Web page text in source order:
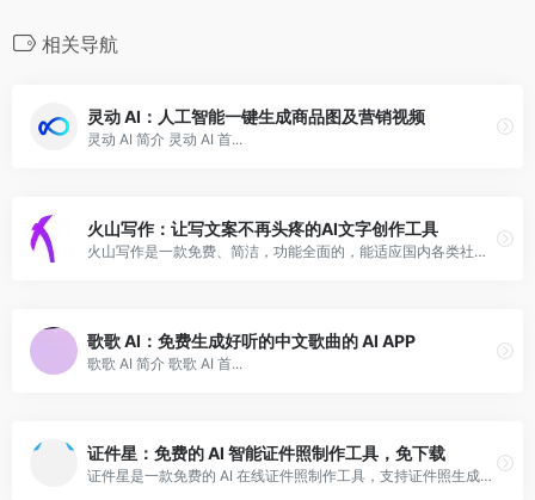
相关导航
灵动 AI：人工智能一键生成商品图及营销视频
灵动 AI 简介 灵动 AI 首...
火山写作：让写文案不再头疼的AI文字创作工具
火山写作是一款免费、简洁，功能全面的，能适应国内各类社交媒体文案风格的中英文AI智能写作生成工具。
歌歌 AI：免费生成好听的中文歌曲的 AI APP
歌歌 AI 简介 歌歌 AI 首...
证件星：免费的 AI 智能证件照制作工具，免下载
证件星是一款免费的 AI 在线证件照制作工具，支持证件照生成、自动更换底色。